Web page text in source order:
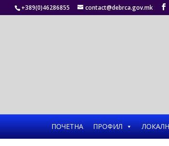
+389(0)46286855 contact@debrca.gov.mk
ПОЧЕТНА ПРОФИЛ